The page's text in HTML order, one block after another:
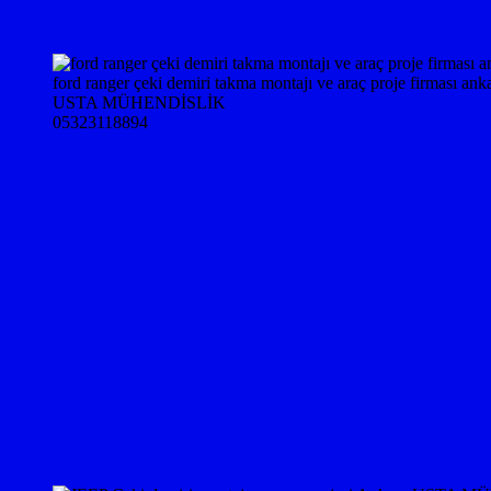
ford ranger çeki demiri takma montajı ve araç proje firması
USTA MÜHENDİSLİK
05323118894